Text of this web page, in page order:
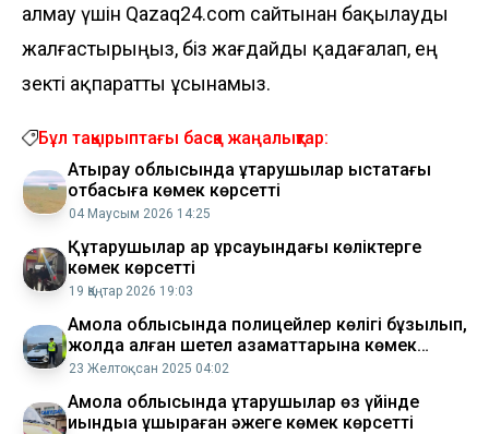
алмау үшін Qazaq24.com сайтынан бақылауды
жалғастырыңыз, біз жағдайды қадағалап, ең
өзекті ақпаратты ұсынамыз.
Бұл тақырыптағы басқа жаңалықтар:
Атырау облысында құтқарушылар қыстақтағы
отбасыға көмек көрсетті
04 Маусым 2026 14:25
​Құтқарушылар ​қар құрсауындағы көліктерге
көмек көрсетті
19 Қаңтар 2026 19:03
Ақмола облысында полицейлер көлігі бұзылып,
жолда қалған шетел азаматтарына көмек
көрсетті
23 Желтоқсан 2025 04:02
Ақмола облысында құтқарушылар өз үйінде
қиындыққа ұшыраған әжеге көмек көрсетті